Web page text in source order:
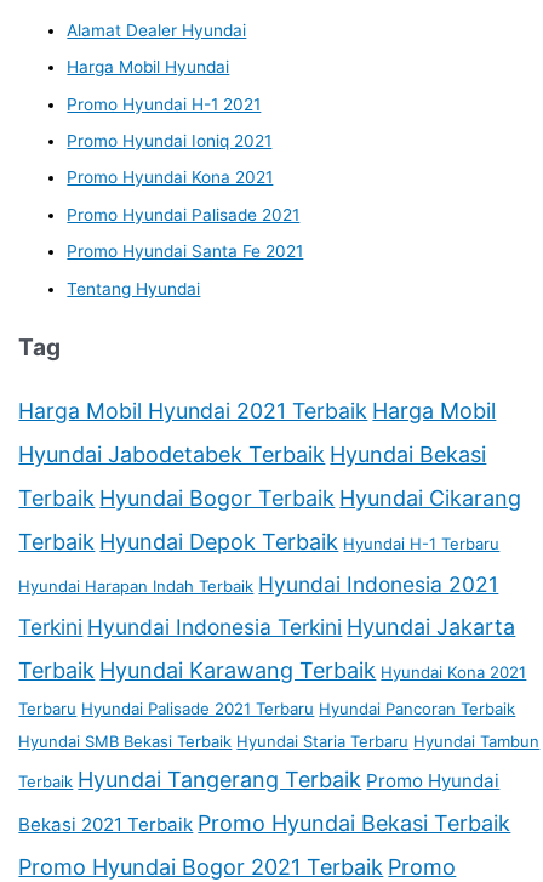
Alamat Dealer Hyundai
Harga Mobil Hyundai
Promo Hyundai H-1 2021
Promo Hyundai Ioniq 2021
Promo Hyundai Kona 2021
Promo Hyundai Palisade 2021
Promo Hyundai Santa Fe 2021
Tentang Hyundai
Tag
Harga Mobil Hyundai 2021 Terbaik Harga Mobil
Hyundai Jabodetabek Terbaik Hyundai Bekasi
Terbaik Hyundai Bogor Terbaik Hyundai Cikarang
Terbaik Hyundai Depok Terbaik Hyundai H-1 Terbaru
Hyundai Harapan Indah Terbaik Hyundai Indonesia 2021
Terkini Hyundai Indonesia Terkini Hyundai Jakarta
Terbaik Hyundai Karawang Terbaik Hyundai Kona 2021
Terbaru Hyundai Palisade 2021 Terbaru Hyundai Pancoran Terbaik
Hyundai SMB Bekasi Terbaik Hyundai Staria Terbaru Hyundai Tambun
Terbaik Hyundai Tangerang Terbaik Promo Hyundai
Bekasi 2021 Terbaik Promo Hyundai Bekasi Terbaik
Promo Hyundai Bogor 2021 Terbaik Promo